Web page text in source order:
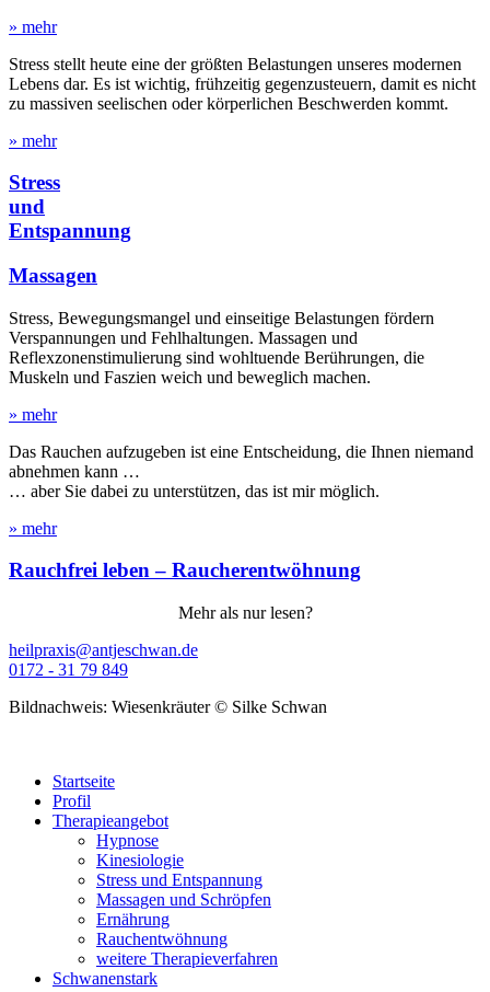
» mehr
Stress stellt heute eine der größten Belastungen unseres modernen
Lebens dar. Es ist wichtig, frühzeitig gegenzusteuern, damit es nicht
zu massiven seelischen oder körperlichen Beschwerden kommt.
» mehr
Stress
und
Entspannung
Massagen
Stress, Bewegungsmangel und einseitige Belastungen fördern
Verspannungen und Fehlhaltungen. Massagen und
Reflexzonenstimulierung sind wohltuende Berührungen, die
Muskeln und Faszien weich und beweglich machen.
» mehr
Das Rauchen aufzugeben ist eine Entscheidung, die Ihnen niemand
abnehmen kann …
… aber Sie dabei zu unterstützen, das ist mir möglich.
» mehr
Rauchfrei leben – Raucherentwöhnung
Mehr als nur lesen?
heilpraxis@antjeschwan.de
0172 - 31 79 849
Bildnachweis: Wiesenkräuter © Silke Schwan
Startseite
Profil
Therapieangebot
Hypnose
Kinesiologie
Stress und Entspannung
Massagen und Schröpfen
Ernährung
Rauchentwöhnung
weitere Therapieverfahren
Schwanenstark